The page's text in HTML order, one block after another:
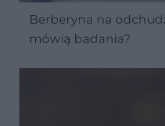
Berberyna na
mówią badania?